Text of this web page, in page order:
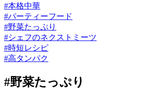
#本格中華
#パーティーフード
#野菜たっぷり
#シェフのネクストミーツ
#時短レシピ
#高タンパク
#野菜たっぷり